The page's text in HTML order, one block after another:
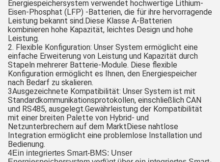
Energiespeichersystem verwendet hochwertige Lithium-
Eisen-Phosphat (LFP) -Batterien, die für ihre hervorragende
Leistung bekannt sind.Diese Klasse A-Batterien
kombinieren hohe Kapazität, leichtes Design und hohe
Leistung.
2. Flexible Konfiguration: Unser System ermöglicht eine
einfache Erweiterung von Leistung und Kapazität durch
Stapeln mehrerer Batterie-Module. Diese flexible
Konfiguration ermöglicht es Ihnen, den Energiespeicher
nach Bedarf zu skalieren.
3Ausgezeichnete Kompatibilität: Unser System ist mit
Standardkommunikationsprotokollen, einschließlich CAN
und RS485, ausgelegt.Gewährleistung der Kompatibilität
mit einer breiten Palette von Hybrid- und
Netzunterbrechern auf dem MarktDiese nahtlose
Integration ermöglicht eine problemlose Installation und
Bedienung.
4Ein integriertes Smart-BMS: Unser